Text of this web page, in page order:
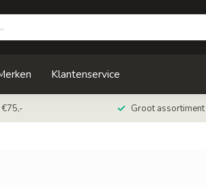
Klantenservice
Groot assortiment